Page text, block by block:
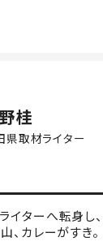
桂
県取材ライター
イターへ転身し
、カレーがすき。